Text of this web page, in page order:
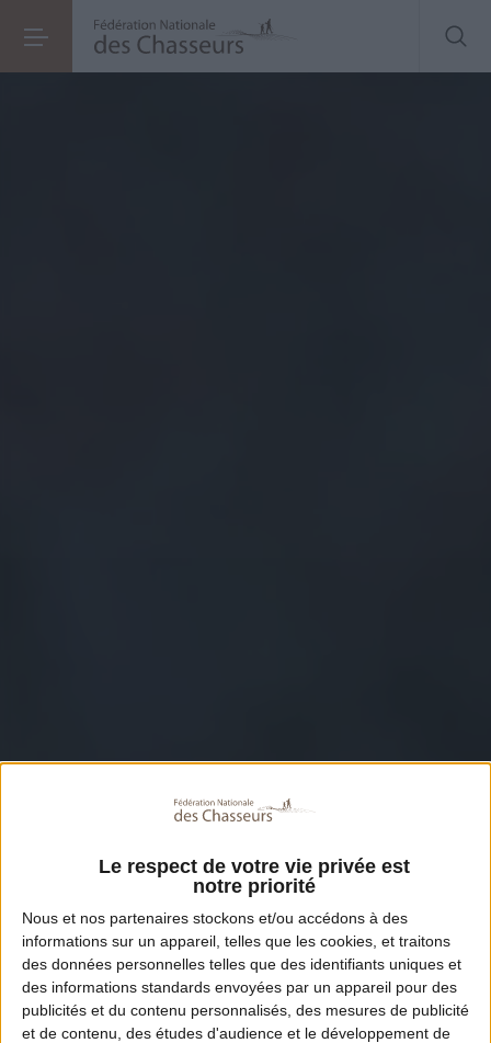
Le respect de votre vie privée est
notre priorité
Nous et nos partenaires stockons et/ou accédons à des
informations sur un appareil, telles que les cookies, et traitons
des données personnelles telles que des identifiants uniques et
des informations standards envoyées par un appareil pour des
publicités et du contenu personnalisés, des mesures de publicité
et de contenu, des études d'audience et le développement de
Éleveur de chiens de chasse